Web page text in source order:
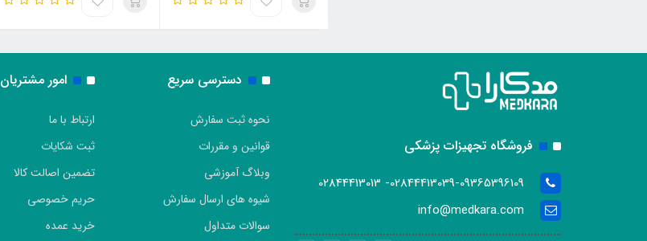
فروشگاه تجهیزات پزشکی
02844413039-09365396109- 02844413013
info@medkara.com
دسترسی سریع
نحوه ثبت سفارش
قوانین و مقررات
وبلاگ آموزشی
شیوه های ارسال سفارش
سوالات متداول
امور مشتریان
ارتباط با ما
ثبت شکایات
تضمین اصالت کالا
حریم خصوصی
خرید عمده